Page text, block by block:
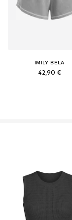
IMILY BELA
42,90 €